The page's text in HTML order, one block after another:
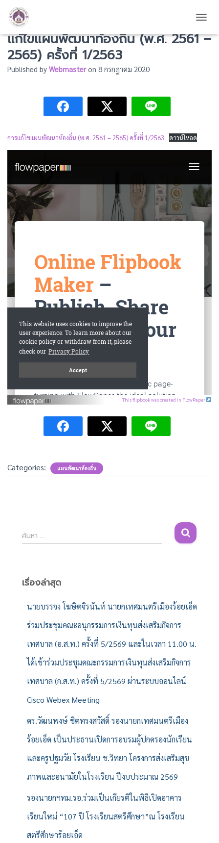
ประกาศเทศบาลเมืองร้อยเอ็ด เรื่องการ
แก้ไขแผนพัฒนาท้องถิ่น (พ.ศ. 2561 –
2565) ครั้งที่ 1/2563
Published by Webmasteron 8 กรกฎาคม 2020
การแก้ไขแผนพัฒนาท้องถิ่น (พ.ศ. 2561 – 2565) ครั้งที่ 1/2563 ดาวน์โหลด
This flipbook was created in FlowPaper
Categories: แผนพัฒนาท้องถิ่น
ค้
น
สำ
ค้นหา …
เรื่องล่าสุด
นายบรรจง โฆษิตจิรนันท์ นายกเทศมนตรีเมืองร้อยเอ็ด
ร่วมประชุมคณะอนุกรรมการเงินทุนส่งเสริมกิจการ
เทศบาล (อ.ส.ท.) ครั้งที่ 5/2569 และในเวลา 11.00 น.
ได้เข้าร่วมประชุมคณะกรรมการเงินทุนส่งเสริมกิจการ
เทศบาล (ก.ส.ท.) ครั้งที่ 5/2569 ผ่านระบบออนไลน์
Cisco Webex Meeting
ดร.วัฒนพงษ์ ชิตทรงสวัสดิ์ รองนายกเทศมนตรีเมือง
ร้อยเอ็ด เป็นประธานเปิดการอบรมผู้ปกครองนักเรียน
และครูปฐมวัย โรงเรียน ช.วิทยา โครงการส่งเสริมสุข
ภาพและอนามัยในโรงเรียน ปีงบประมาณ 2569
รองนายกฯทม.รอ.ร่วมเป็นเกียรติในพิธีเปิดอาคาร
เรียนใหม่ “107 ปี โรงเรียนสตรีศึกษา”ณ โรงเรียน
สตรีศึกษาร้อยเอ็ด